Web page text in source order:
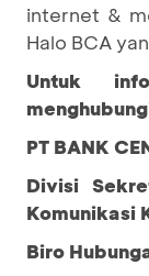
internet &
Halo BCA
Untuk
PT BANK
Divisi
Komunikasi
Biro